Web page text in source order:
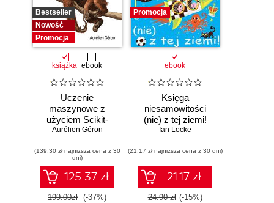
Bestseller
Nowość
Promocja
książka ebook
Uczenie
maszynowe z
użyciem Scikit-
Learn i PyTorch.
narzędzia i techniki
umożliwiające
konstruowanie
inteligentnych
systemów
Aurélien Géron
(139,30 zł najniższa cena z 30
dni)
125.37 zł
199.00zł (-37%)
Promocja
ebook
Księga
niesamowitości
(nie) z tej ziemi!
Księga faktów
niezwykłych
Ian Locke
(21,17 zł najniższa cena z 30 dni)
21.17 zł
24.90 zł (-15%)